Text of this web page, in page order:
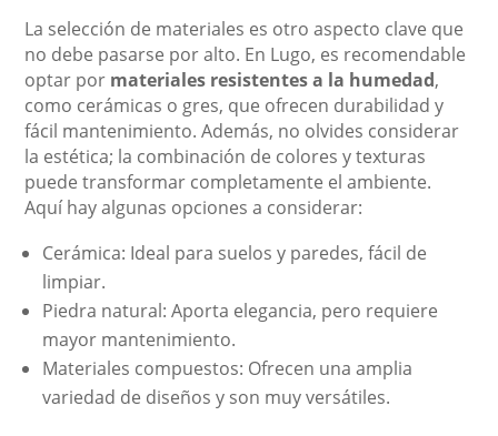
La selección de materiales es otro aspecto clave que
no debe pasarse por alto. En Lugo, es recomendable
optar por materiales resistentes a la humedad,
como cerámicas o gres, que ofrecen durabilidad y
fácil mantenimiento. Además, no olvides considerar
la estética; la combinación de colores y texturas
puede transformar completamente el ambiente.
Aquí hay algunas opciones a considerar:
Cerámica: Ideal para suelos y paredes, fácil de
limpiar.
Piedra natural: Aporta elegancia, pero requiere
mayor mantenimiento.
Materiales compuestos: Ofrecen una amplia
variedad de diseños y son muy versátiles.